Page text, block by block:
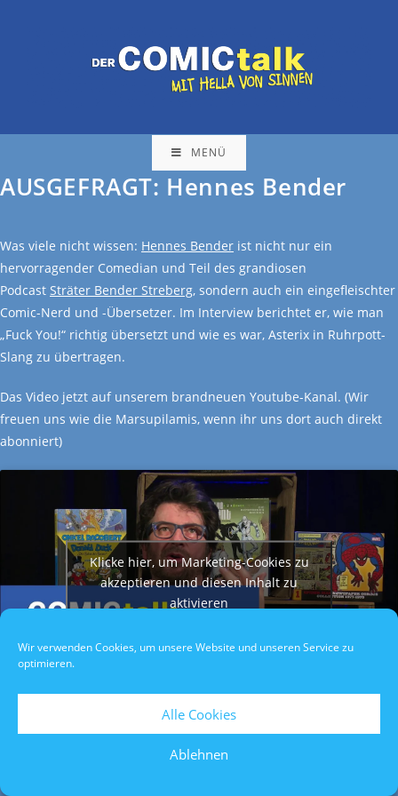
Wir verwenden Cookies, um unsere Website und unseren Service zu
optimieren.
Alle Cookies
Ablehnen
MENÜ
AUSGEFRAGT: Hennes Bender
Was viele nicht wissen: Hennes Bender ist nicht nur ein
hervorragender Comedian und Teil des grandiosen
Podcast Sträter Bender Streberg, sondern auch ein eingefleischter
Comic-Nerd und -Übersetzer. Im Interview berichtet er, wie man
„Fuck You!“ richtig übersetzt und wie es war, Asterix in Ruhrpott-
Slang zu übertragen.
Das Video jetzt auf unserem brandneuen Youtube-Kanal. (Wir
freuen uns wie die Marsupilamis, wenn ihr uns dort auch direkt
abonniert)
Klicke hier, um Marketing-Cookies zu
akzeptieren und diesen Inhalt zu
aktivieren
Datenschutzerklärung/Impressum/Teilnahmebedingungen